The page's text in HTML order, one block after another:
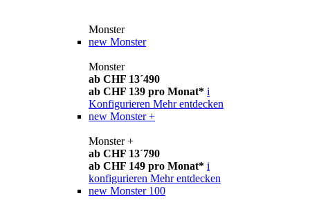
Monster
new Monster
Monster
ab CHF 13´490
ab CHF 139 pro Monat* i
Konfigurieren Mehr entdecken
new Monster +
Monster +
ab CHF 13´790
ab CHF 149 pro Monat* i
konfigurieren Mehr entdecken
new Monster 100